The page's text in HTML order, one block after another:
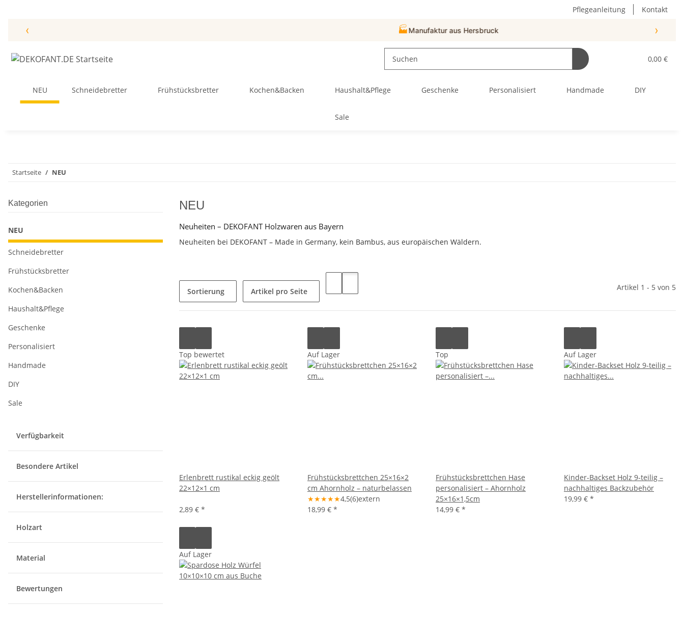
Pflegeanleitung Kontakt
‹ ›
0,00 €
NEU Schneidebretter Frühstücksbretter Kochen&Backen Haushalt&Pflege Geschenke Personalisiert Handmade DIY
Sale
Startseite NEU
NEU
Neuheiten – DEKOFANT Holzwaren aus Bayern
Neuheiten bei DEKOFANT – Made in Germany, kein Bambus, aus europäischen Wäldern.
Sortierung Artikel pro Seite Artikel 1 - 5 von 5
Top bewertet
Erlenbrett rustikal eckig geölt
22×12×1 cm
2,89 € *
Auf Lager
Frühstücksbrettchen 25×16×2
cm Ahornholz – naturbelassen
★★★★★4,5(6)extern
18,99 € *
Top
Frühstücksbrettchen Hase
personalisiert – Ahornholz
25×16×1,5cm
14,99 € *
Auf Lager
Kinder-Backset Holz 9-teilig –
nachhaltiges Backzubehör
19,99 € *
Auf Lager
Kategorien
NEU
Schneidebretter
Frühstücksbretter
Kochen&Backen
Haushalt&Pflege
Geschenke
Personalisiert
Handmade
DIY
Sale
Verfügbarkeit
Besondere Artikel
Herstellerinformationen:
Holzart
Material
Bewertungen